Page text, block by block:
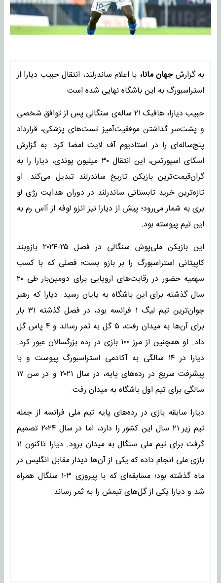
به گزارشجهان مانا، با اعلام ساندرلند، انتقال حبیب دیارا از
استراسبورگ به این باشگاه نهایی شده است.
حبیب دیارا، هافبک ۲۱ ساله‌ی سنگالی پس از توافق شخصی
و پشت‌سر گذاشتن موفقیت‌آمیز تست‌های پزشکی، قرارداد
پنج‌ساله‌ای را در استادیوم آف لایت امضا کرد. به گزارش
اسکای اسپورتس، این انتقال ۳۰ میلیون پوندی، دیارا را به
گران‌قیمت‌ترین بازیکن تاریخ ساندرلند تبدیل می‌کند. او
تازه‌ترین خرید تابستانی ساندرلند در دوران هدایت رژی لو
بری به شمار می‌رود؛ پیش از دیارا نیز انزو لوفه از آاس رم به
این تیم پیوسته بود.
این بازیکن ملی‌پوش سنگالی در فصل ۲۵-۲۰۲۴ بازوبند
کاپیتانی استراسبورگ را بر بازو بست؛ فصلی که با کسب
سهمیه حضور در رقابت‌های اروپایی برای دومین‌بار طی ۲۰
سال گذشته برای این باشگاه به پایان رسید. دیارا که رهبر
جوان‌ترین تیم لیگ ۱ فرانسه بود، در فصل گذشته ۳۱ بار
برای آن‌ها به میدان رفت، ۵ گل به ثمر رساند و ۴ پاس گل
داد. او همچنین از مرز ۱۰۰ بازی در رده بزرگسالان عبور کرد.
دیارا در ۱۴ سالگی به آکادمی استراسبورگ پیوست و با
پیشرفت سریع در رده‌های پایه، در سال ۲۰۲۱ و در سن ۱۷
سالگی برای تیم اول باشگاه به میدان رفت.
دیارا سابقه بازی در رده‌های پایه تیم ملی فرانسه از جمله
تیم زیر ۲۱ سال این کشور را دارد، اما در سال ۲۰۲۴ تصمیم
گرفت برای تیم ملی سنگال به میدان برود. دیارا تاکنون ۱۱
بازی ملی انجام داده که یکی از آن‌ها دیدار مقابل انگلیس در
ماه گذشته بود؛ مسابقه‌ای که با پیروزی ۳-۱ سنگال همراه
شد و دیارا یکی از گل‌های تیمش را به ثمر رساند.